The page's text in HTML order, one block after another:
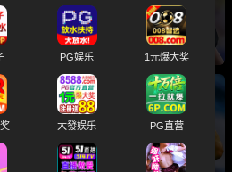
赛主裁判引发球迷热议
瞻分析 卫冕冠军阿根廷与
上演巅峰之战
PG娱乐 1元爆大奖
大發娱乐 PG直营